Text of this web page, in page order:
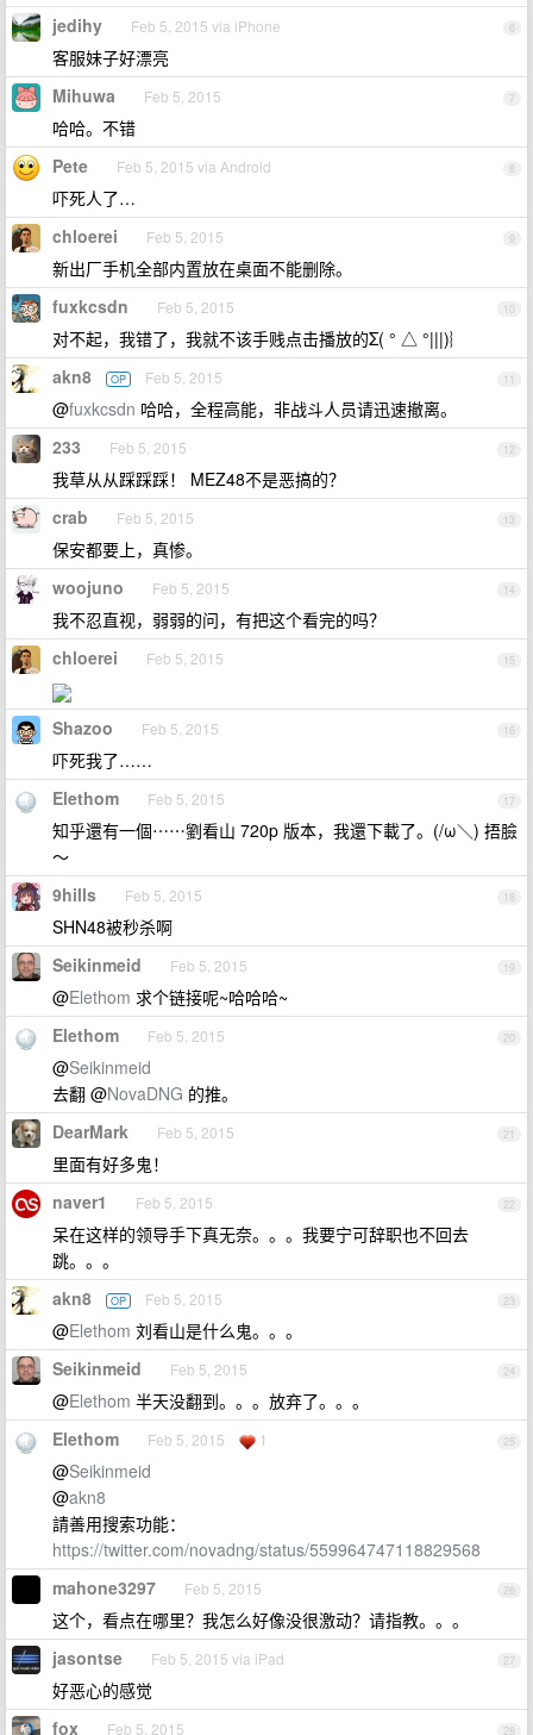
6
jedihy Feb 5, 2015 via iPhone
客服妹子好漂亮
7
Mihuwa Feb 5, 2015
哈哈。不错
8
Pete Feb 5, 2015 via Android
吓死人了…
9
chloerei Feb 5, 2015
新出厂手机全部内置放在桌面不能删除。
10
fuxkcsdn Feb 5, 2015
对不起，我错了，我就不该手贱点击播放的Σ( ° △ °|||)︴
11
akn8 OP Feb 5, 2015
@fuxkcsdn 哈哈，全程高能，非战斗人员请迅速撤离。
12
233 Feb 5, 2015
我草从从踩踩踩！ MEZ48不是恶搞的？
13
crab Feb 5, 2015
保安都要上，真惨。
14
woojuno Feb 5, 2015
我不忍直视，弱弱的问，有把这个看完的吗？
15
chloerei Feb 5, 2015
16
Shazoo Feb 5, 2015
吓死我了……
17
Elethom Feb 5, 2015
知乎還有一個⋯⋯劉看山 720p 版本，我還下載了。(/ω＼) 捂臉
～
18
9hills Feb 5, 2015
SHN48被秒杀啊
19
Seikinmeid Feb 5, 2015
@Elethom 求个链接呢~哈哈哈~
20
Elethom Feb 5, 2015
@Seikinmeid
去翻 @NovaDNG 的推。
21
DearMark Feb 5, 2015
里面有好多鬼！
22
naver1 Feb 5, 2015
呆在这样的领导手下真无奈。。。我要宁可辞职也不回去
跳。。。
23
akn8 OP Feb 5, 2015
@Elethom 刘看山是什么鬼。。。
24
Seikinmeid Feb 5, 2015
@Elethom 半天没翻到。。。放弃了。。。
25
Elethom Feb 5, 2015 1
@Seikinmeid
@akn8
請善用搜索功能：
https://twitter.com/novadng/status/559964747118829568
26
mahone3297 Feb 5, 2015
这个，看点在哪里？我怎么好像没很激动？请指教。。。
27
jasontse Feb 5, 2015 via iPad
好恶心的感觉
28
fox Feb 5, 2015